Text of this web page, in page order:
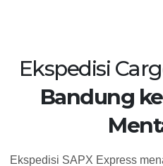
Ekspedisi
Bandung
Ekspedisi SAPX Express